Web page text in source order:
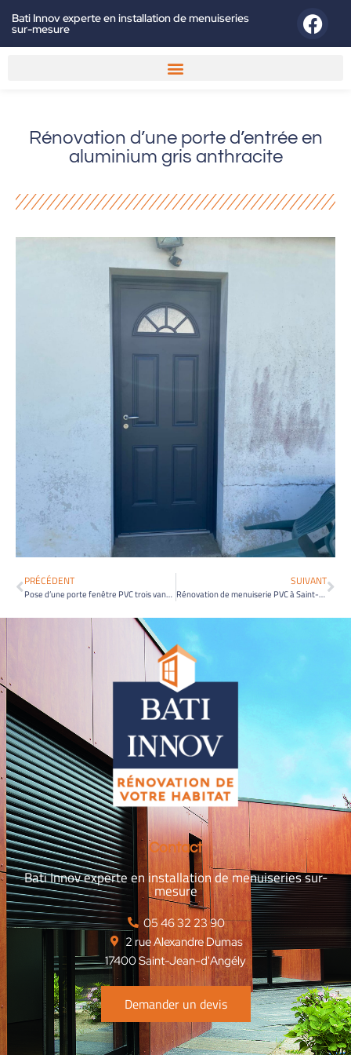
Bati Innov experte en installation de menuiseries
sur-mesure
Rénovation d’une porte d’entrée en
aluminium gris anthracite
PRÉCÉDENT
Pose d’une porte fenêtre PVC trois vantaux dans l’île de Ré
SUIVANT
Rénovation de menuiserie PVC à Saint-Ciers-Champagne
Contact
Bati Innov experte en installation de menuiseries sur-
mesure
‭05 46 32 23 90‬
2 rue Alexandre Dumas
17400 Saint-Jean-d'Angély
Demander un devis